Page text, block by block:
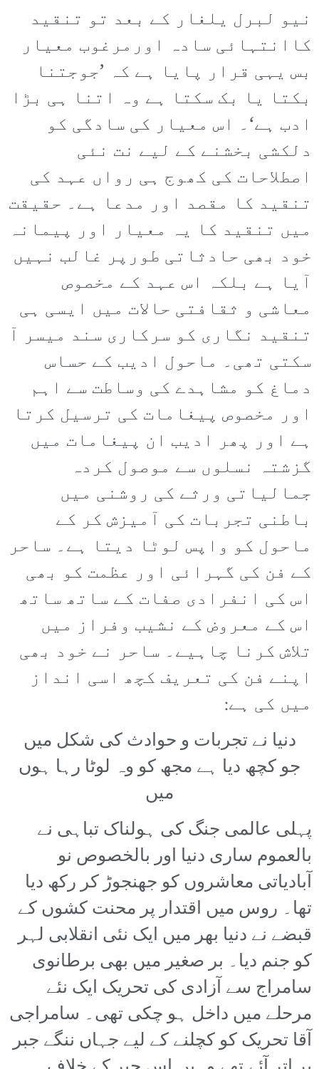
نیو لبرل یلغار کے بعد تو تنقید
کاانتہائی سادہ اورمرغوب معیار
بس یہی قرار پایا ہے کہ ’جوجتنا
بکتا یا بک سکتا ہے وہ اتنا ہی بڑا
ادب ہے‘۔ اس معیار کی سادگی کو
دلکشی بخشنے کے لیے نت نئی
اصطلاحات کی کھوج ہی رواں عہد کی
تنقید کا مقصد اور مدعا ہے۔ حقیقت
میں تنقید کا یہ معیار اور پیمانہ
خود بھی حادثاتی طورپر غالب نہیں
آیا ہے بلکہ اس عہد کے مخصوص
معاشی و ثقافتی حالات میں ایسی ہی
تنقید نگاری کو سرکاری سند میسر آ
سکتی تھی۔ ماحول ادیب کے حساس
دماغ کو مشاہدے کی وساطت سے اہم
اور مخصوص پیغامات کی ترسیل کرتا
ہے اور پھر ادیب ان پیغامات میں
گزشتہ نسلوں سے موصول کردہ
جمالیاتی ورثے کی روشنی میں
باطنی تجربات کی آمیزش کر کے
ماحول کو واپس لوٹا دیتا ہے۔ ساحر
کے فن کی گہرائی اور عظمت کو بھی
اس کی انفرادی صفات کے ساتھ ساتھ
اس کے معروض کے نشیب وفراز میں
تلاش کرنا چاہیے۔ ساحر نے خود بھی
اپنے فن کی تعریف کچھ اسی انداز
میں کی ہے:
دنیا نے تجربات و حوادث کی شکل میں
جو کچھ دیا ہے مجھ کو وہ لوٹا رہا ہوں
میں
پہلی عالمی جنگ کی ہولناک تباہی نے
بالعموم ساری دنیا اور بالخصوص نو
آبادیاتی معاشروں کو جھنجوڑ کر رکھ دیا
تھا۔ روس میں اقتدار پر محنت کشوں کے
قبضے نے دنیا بھر میں ایک نئی انقلابی لہر
کو جنم دیا۔ بر صغیر میں بھی برطانوی
سامراج سے آزادی کی تحریک ایک نئے
مرحلے میں داخل ہو چکی تھی۔ سامراجی
آقا تحریک کو کچلنے کے لیے جہاں ننگے جبر